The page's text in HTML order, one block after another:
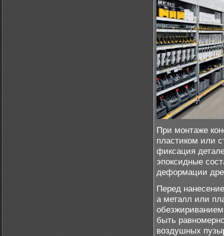
При монтаже
пластиком или
фиксация
эпоксидные
деформации
Перед
а металл или
быть
воздушных